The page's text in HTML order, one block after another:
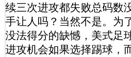
续三次进攻都失败总码数
手让人吗？当然不是。为
没法得分的缺憾，美式足
进攻机会如果选择踢球，